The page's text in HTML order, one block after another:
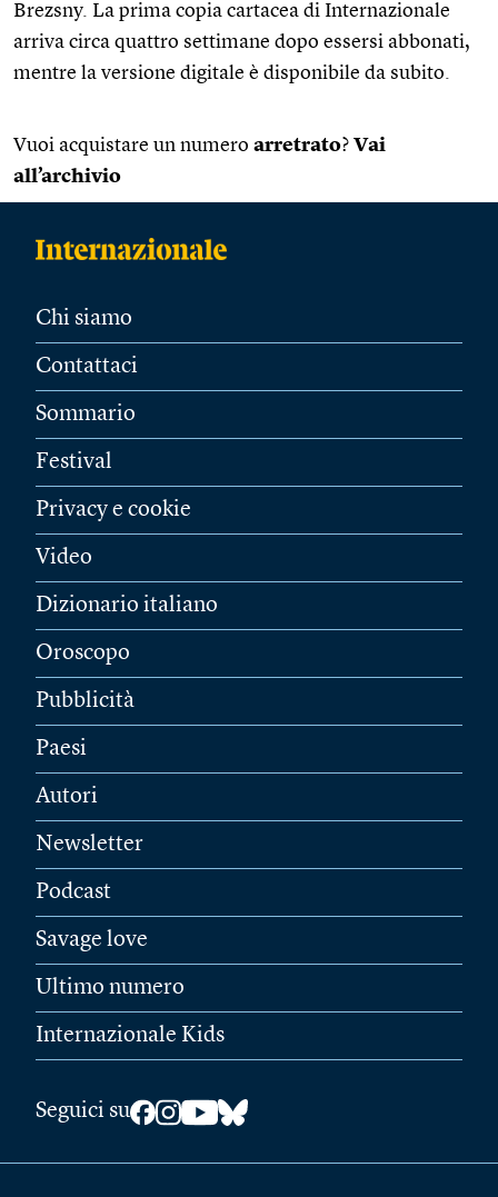
Brezsny. La prima copia cartacea di Internazionale
arriva circa quattro settimane dopo essersi abbonati,
mentre la versione digitale è disponibile da subito.
Vuoi acquistare un numero arretrato? Vai
all’archivio
Chi siamo
Contattaci
Sommario
Festival
Privacy e cookie
Video
Dizionario italiano
Oroscopo
Pubblicità
Paesi
Autori
Newsletter
Podcast
Savage love
Ultimo numero
Internazionale Kids
Seguici su